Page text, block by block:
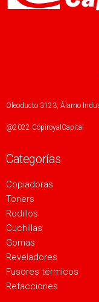
Oleoducto 3123, Álamo
@2022 CopiroyalCapital
Categorías
Copiadoras
Toners
Rodillos
Cuchillas
Gomas
Reveladores
Fusores térmicos
Refacciones